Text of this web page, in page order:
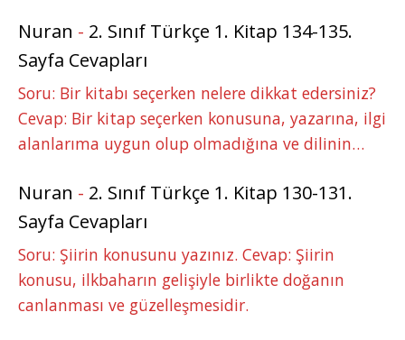
Nuran - 2. Sınıf Türkçe 1. Kitap 134-135.
Sayfa Cevapları
Soru: Bir kitabı seçerken nelere dikkat edersiniz?
Cevap: Bir kitap seçerken konusuna, yazarına, ilgi
alanlarıma uygun olup olmadığına ve dilinin…
Nuran - 2. Sınıf Türkçe 1. Kitap 130-131.
Sayfa Cevapları
Soru: Şiirin konusunu yazınız. Cevap: Şiirin
konusu, ilkbaharın gelişiyle birlikte doğanın
canlanması ve güzelleşmesidir.